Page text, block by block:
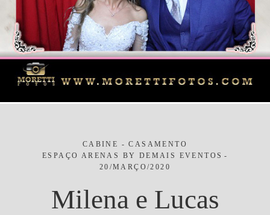
CABINE - CASAMENTO
ESPAÇO ARENAS BY DEMAIS EVENTOS
20/MARÇO/2020
Milena e Lucas